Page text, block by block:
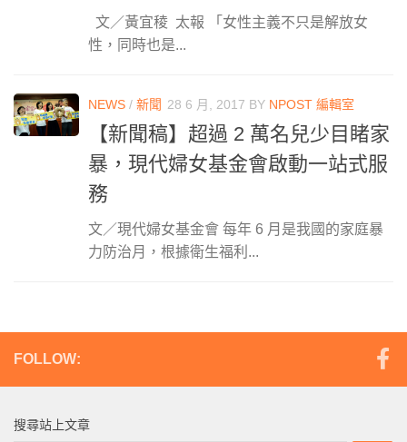
文／黃宜稜 太報 「女性主義不只是解放女
性，同時也是...
NEWS / 新聞 28 6 月, 2017 BY NPOST 編輯室
【新聞稿】超過 2 萬名兒少目睹家
暴，現代婦女基金會啟動一站式服
務
文／現代婦女基金會 每年 6 月是我國的家庭暴
力防治月，根據衛生福利...
FOLLOW:
搜尋站上文章